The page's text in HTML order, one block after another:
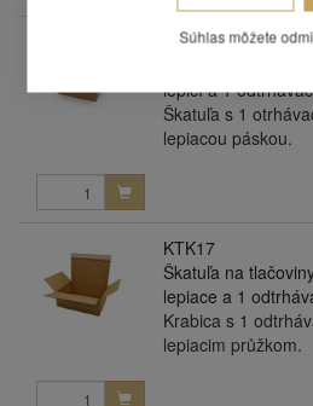
KTK18
lepicí a 1
Škatuľa s 1
lepiacou páskou.
KTK17
Škatuľa na
lepiace a 1
Krabica s 1
lepiacim průžkom.
Súhlas môžete